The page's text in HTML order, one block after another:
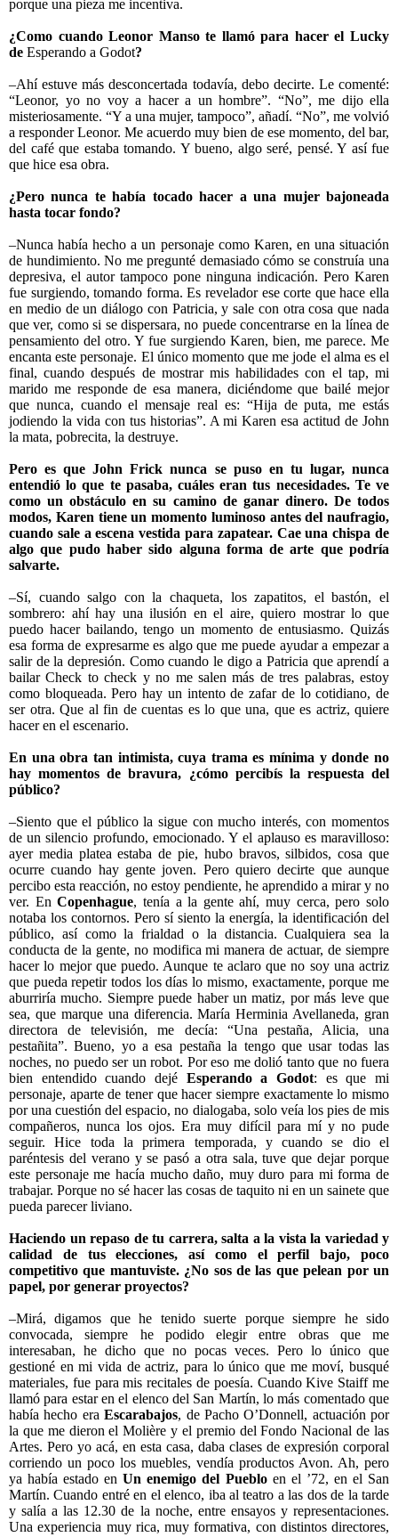
porque una pieza me incentiva.
¿Como cuando Leonor Manso te llamó para hacer el Lucky
de Esperando a Godot?
–Ahí estuve más desconcertada todavía, debo decirte. Le comenté:
“Leonor, yo no voy a hacer a un hombre”. “No”, me dijo ella
misteriosamente. “Y a una mujer, tampoco”, añadí. “No”, me volvió
a responder Leonor. Me acuerdo muy bien de ese momento, del bar,
del café que estaba tomando. Y bueno, algo seré, pensé. Y así fue
que hice esa obra.
¿Pero nunca te había tocado hacer a una mujer bajoneada
hasta tocar fondo?
–Nunca había hecho a un personaje como Karen, en una situación
de hundimiento. No me pregunté demasiado cómo se construía una
depresiva, el autor tampoco pone ninguna indicación. Pero Karen
fue surgiendo, tomando forma. Es revelador ese corte que hace ella
en medio de un diálogo con Patricia, y sale con otra cosa que nada
que ver, como si se dispersara, no puede concentrarse en la línea de
pensamiento del otro. Y fue surgiendo Karen, bien, me parece. Me
encanta este personaje. El único momento que me jode el alma es el
final, cuando después de mostrar mis habilidades con el tap, mi
marido me responde de esa manera, diciéndome que bailé mejor
que nunca, cuando el mensaje real es: “Hija de puta, me estás
jodiendo la vida con tus historias”. A mi Karen esa actitud de John
la mata, pobrecita, la destruye.
Pero es que John Frick nunca se puso en tu lugar, nunca
entendió lo que te pasaba, cuáles eran tus necesidades. Te ve
como un obstáculo en su camino de ganar dinero. De todos
modos, Karen tiene un momento luminoso antes del naufragio,
cuando sale a escena vestida para zapatear. Cae una chispa de
algo que pudo haber sido alguna forma de arte que podría
salvarte.
–Sí, cuando salgo con la chaqueta, los zapatitos, el bastón, el
sombrero: ahí hay una ilusión en el aire, quiero mostrar lo que
puedo hacer bailando, tengo un momento de entusiasmo. Quizás
esa forma de expresarme es algo que me puede ayudar a empezar a
salir de la depresión. Como cuando le digo a Patricia que aprendí a
bailar Check to check y no me salen más de tres palabras, estoy
como bloqueada. Pero hay un intento de zafar de lo cotidiano, de
ser otra. Que al fin de cuentas es lo que una, que es actriz, quiere
hacer en el escenario.
En una obra tan intimista, cuya trama es mínima y donde no
hay momentos de bravura, ¿cómo percibís la respuesta del
público?
–Siento que el público la sigue con mucho interés, con momentos
de un silencio profundo, emocionado. Y el aplauso es maravilloso:
ayer media platea estaba de pie, hubo bravos, silbidos, cosa que
ocurre cuando hay gente joven. Pero quiero decirte que aunque
percibo esta reacción, no estoy pendiente, he aprendido a mirar y no
ver. EnCopenhague, tenía a la gente ahí, muy cerca, pero solo
notaba los contornos. Pero sí siento la energía, la identificación del
público, así como la frialdad o la distancia. Cualquiera sea la
conducta de la gente, no modifica mi manera de actuar, de siempre
hacer lo mejor que puedo. Aunque te aclaro que no soy una actriz
que pueda repetir todos los días lo mismo, exactamente, porque me
aburriría mucho. Siempre puede haber un matiz, por más leve que
sea, que marque una diferencia. María Herminia Avellaneda, gran
directora de televisión, me decía: “Una pestaña, Alicia, una
pestañita”. Bueno, yo a esa pestaña la tengo que usar todas las
noches, no puedo ser un robot. Por eso me dolió tanto que no fuera
bien entendido cuando dejé Esperando a Godot: es que mi
personaje, aparte de tener que hacer siempre exactamente lo mismo
por una cuestión del espacio, no dialogaba, solo veía los pies de mis
compañeros, nunca los ojos. Era muy difícil para mí y no pude
seguir. Hice toda la primera temporada, y cuando se dio el
paréntesis del verano y se pasó a otra sala, tuve que dejar porque
este personaje me hacía mucho daño, muy duro para mi forma de
trabajar. Porque no sé hacer las cosas de taquito ni en un sainete que
pueda parecer liviano.
Haciendo un repaso de tu carrera, salta a la vista la variedad y
calidad de tus elecciones, así como el perfil bajo, poco
competitivo que mantuviste. ¿No sos de las que pelean por un
papel, por generar proyectos?
–Mirá, digamos que he tenido suerte porque siempre he sido
convocada, siempre he podido elegir entre obras que me
interesaban, he dicho que no pocas veces. Pero lo único que
gestioné en mi vida de actriz, para lo único que me moví, busqué
materiales, fue para mis recitales de poesía. Cuando Kive Staiff me
llamó para estar en el elenco del San Martín, lo más comentado que
había hecho eraEscarabajos, de Pacho O’Donnell, actuación por
la que me dieron el Molière y el premio del Fondo Nacional de las
Artes. Pero yo acá, en esta casa, daba clases de expresión corporal
corriendo un poco los muebles, vendía productos Avon. Ah, pero
ya había estado enUn enemigo del Puebloen el ’72, en el San
Martín. Cuando entré en el elenco, iba al teatro a las dos de la tarde
y salía a las 12.30 de la noche, entre ensayos y representaciones.
Una experiencia muy rica, muy formativa, con distintos directores,